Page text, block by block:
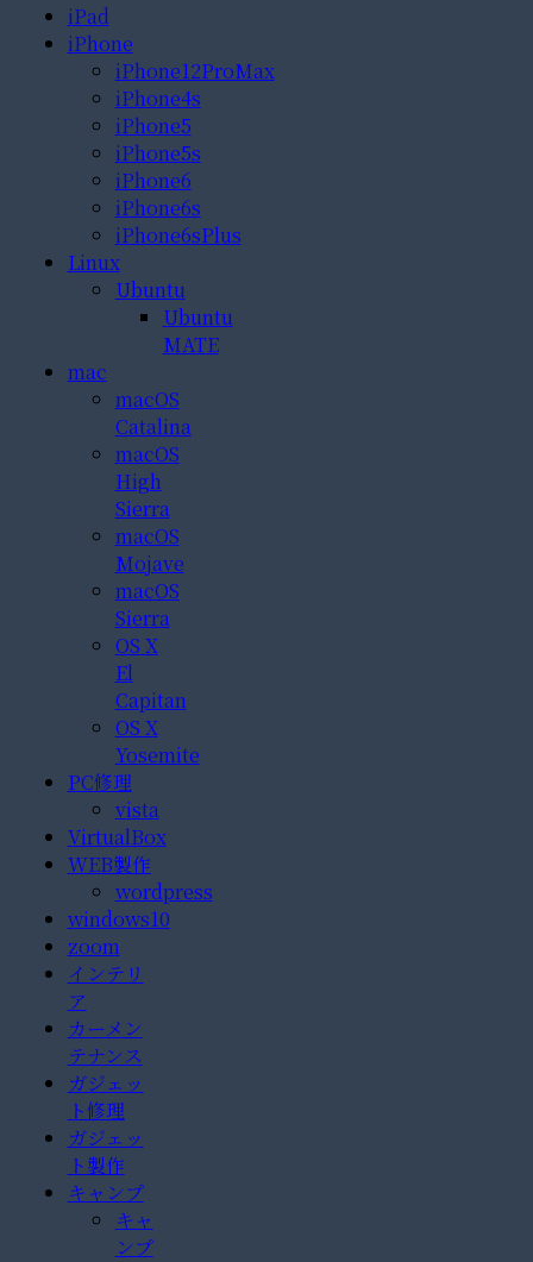
iPad
iPhone
iPhone12ProMax
iPhone4s
iPhone5
iPhone5s
iPhone6
iPhone6s
iPhone6sPlus
Linux
Ubuntu
Ubuntu
MATE
mac
macOS
Catalina
macOS
High
Sierra
macOS
Mojave
macOS
Sierra
OS X
El
Capitan
OS X
Yosemite
PC修理
vista
VirtualBox
WEB製作
wordpress
windows10
zoom
インテリ
ア
カーメン
テナンス
ガジェッ
ト修理
ガジェッ
ト製作
キャンプ
キャ
ンプ